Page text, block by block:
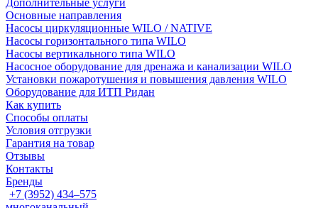
Дополнительные услуги
Основные направления
Насосы циркуляционные WILO / NATIVE
Насосы горизонтального типа WILO
Насосы вертикального типа WILO
Насосное оборудование для дренажа и канализации WILO
Установки пожаротушения и повышения давления WILO
Оборудование для ИТП Ридан
Как купить
Способы оплаты
Условия отгрузки
Гарантия на товар
Отзывы
Контакты
Бренды
+7 (3952) 434‒575